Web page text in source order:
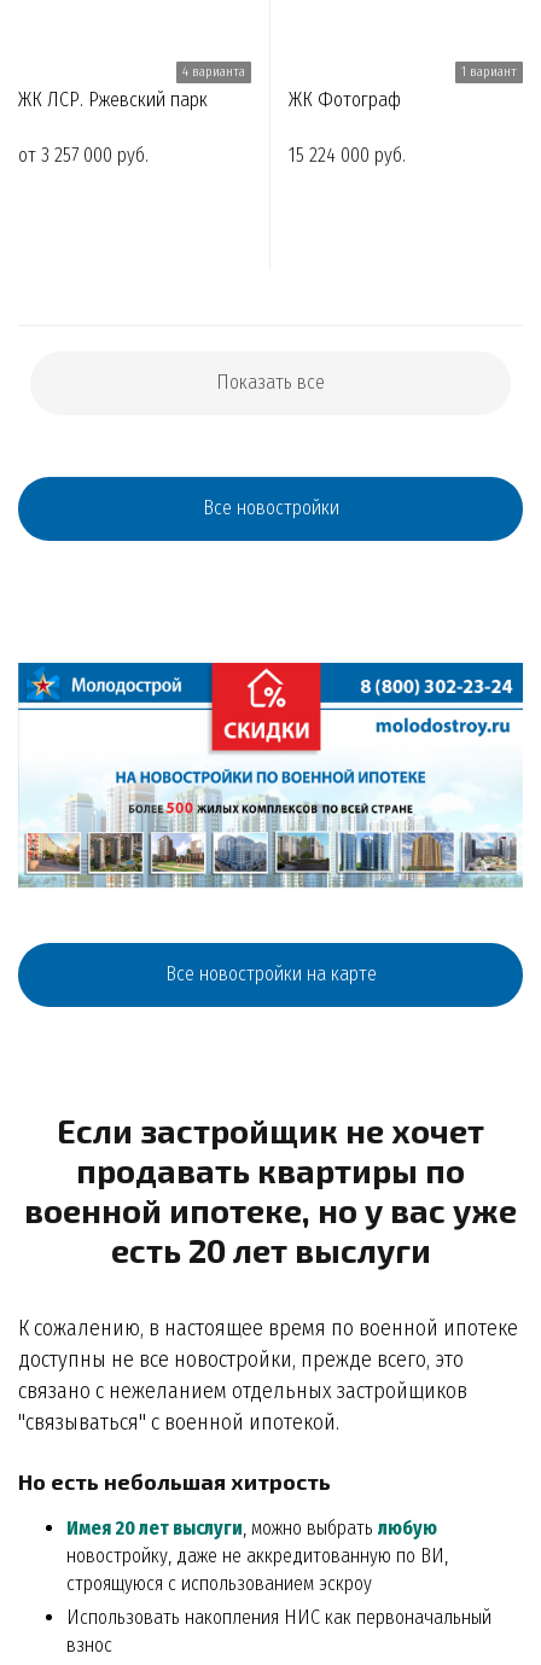
4 варианта
ЖК ЛСР. Ржевский парк
от 3 257 000 руб.
1 вариант
ЖК Фотограф
15 224 000 руб.
Показать все
Все новостройки
Все новостройки на карте
Если застройщик не хочет
продавать квартиры по
военной ипотеке, но у вас уже
есть 20 лет выслуги
К сожалению, в настоящее время по военной ипотеке
доступны не все новостройки, прежде всего, это
связано с нежеланием отдельных застройщиков
"связываться" с военной ипотекой.
Но есть небольшая хитрость
Имея 20 лет выслуги , можно выбрать любую
новостройку, даже не аккредитованную по ВИ,
строящуюся с использованием эскроу
Использовать накопления НИС как первоначальный
взнос